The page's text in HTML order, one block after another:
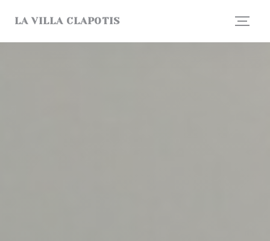
LA VILLA CLAPOTIS